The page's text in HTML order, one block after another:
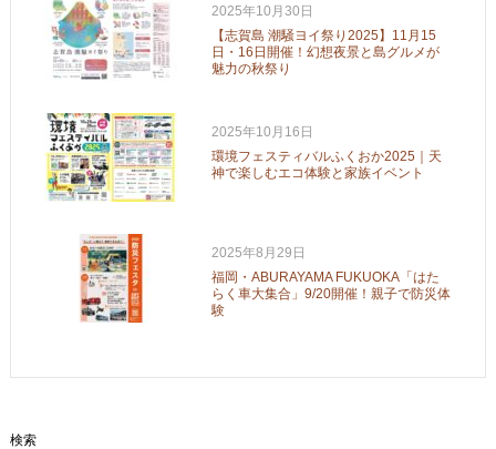
2025年10月30日
【志賀島 潮騒ヨイ祭り2025】11月15
日・16日開催！幻想夜景と島グルメが
魅力の秋祭り
2025年10月16日
環境フェスティバルふくおか2025｜天
神で楽しむエコ体験と家族イベント
2025年8月29日
福岡・ABURAYAMA FUKUOKA「はた
らく車大集合」9/20開催！親子で防災体
験
検索